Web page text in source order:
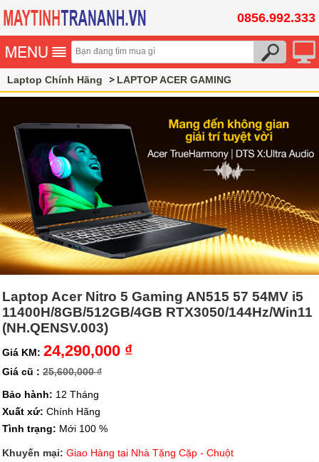
0856.992.333
Laptop Chính Hãng LAPTOP ACER GAMING
Laptop Acer Nitro 5 Gaming AN515 57 54MV i5
11400H/8GB/512GB/4GB RTX3050/144Hz/Win11
(NH.QENSV.003)
Giá KM: 24,290,000 ₫
Giá cũ : 25,600,000 ₫
Bảo hành: 12 Tháng
Xuất xứ: Chính Hãng
Tình trạng: Mới 100 %
Khuyến mại: Giao Hàng tại Nhà Tặng Cặp - Chuột